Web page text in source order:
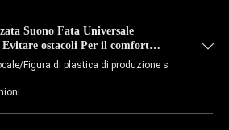
Suono Fata Universale
ostacoli Per il comfort
Figura di plastica di produzione s